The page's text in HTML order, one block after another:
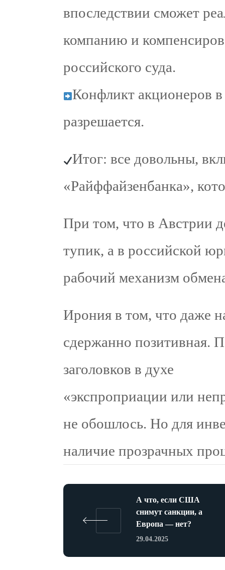
впоследствии сможет
компанию и
российского суда.
Конфликт акционеров
разрешается.
Итог: все довольны,
«Райффайзенбанка»,
При том, что в Австрии
тупик, а в российской
рабочий механизм
Ирония в том, что даже
сдержанно позитивная.
заголовков в духе
«экспроприации или
не обошлось. Но для
наличие прозрачных
А что, если США
снимут санкции, а
Европа — нет?
29.04.2025